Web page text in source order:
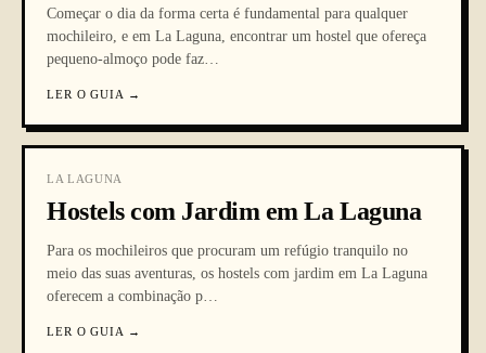
Começar o dia da forma certa é fundamental para qualquer
mochileiro, e em La Laguna, encontrar um hostel que ofereça
pequeno-almoço pode faz…
LER O GUIA →
LA LAGUNA
Hostels com Jardim em La Laguna
Para os mochileiros que procuram um refúgio tranquilo no
meio das suas aventuras, os hostels com jardim em La Laguna
oferecem a combinação p…
LER O GUIA →